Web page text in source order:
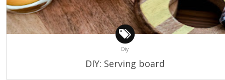
Diy
DIY: Serving board